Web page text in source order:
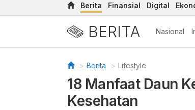
Berita Finansial Digital
BERITA Nasional
Berita Lifestyle
18 Manfaat Daun
Kesehatan